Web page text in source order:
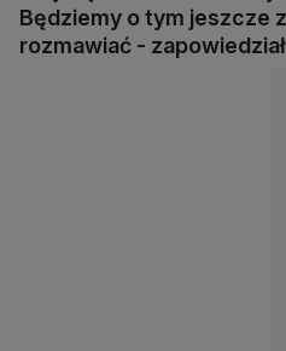
Będziemy o tym jeszcze
rozmawiać -